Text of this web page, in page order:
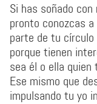
Si has soñado
pronto conozcas
parte de tu círculo
porque tienen
sea él o ella
Ese mismo que
impulsando tu yo